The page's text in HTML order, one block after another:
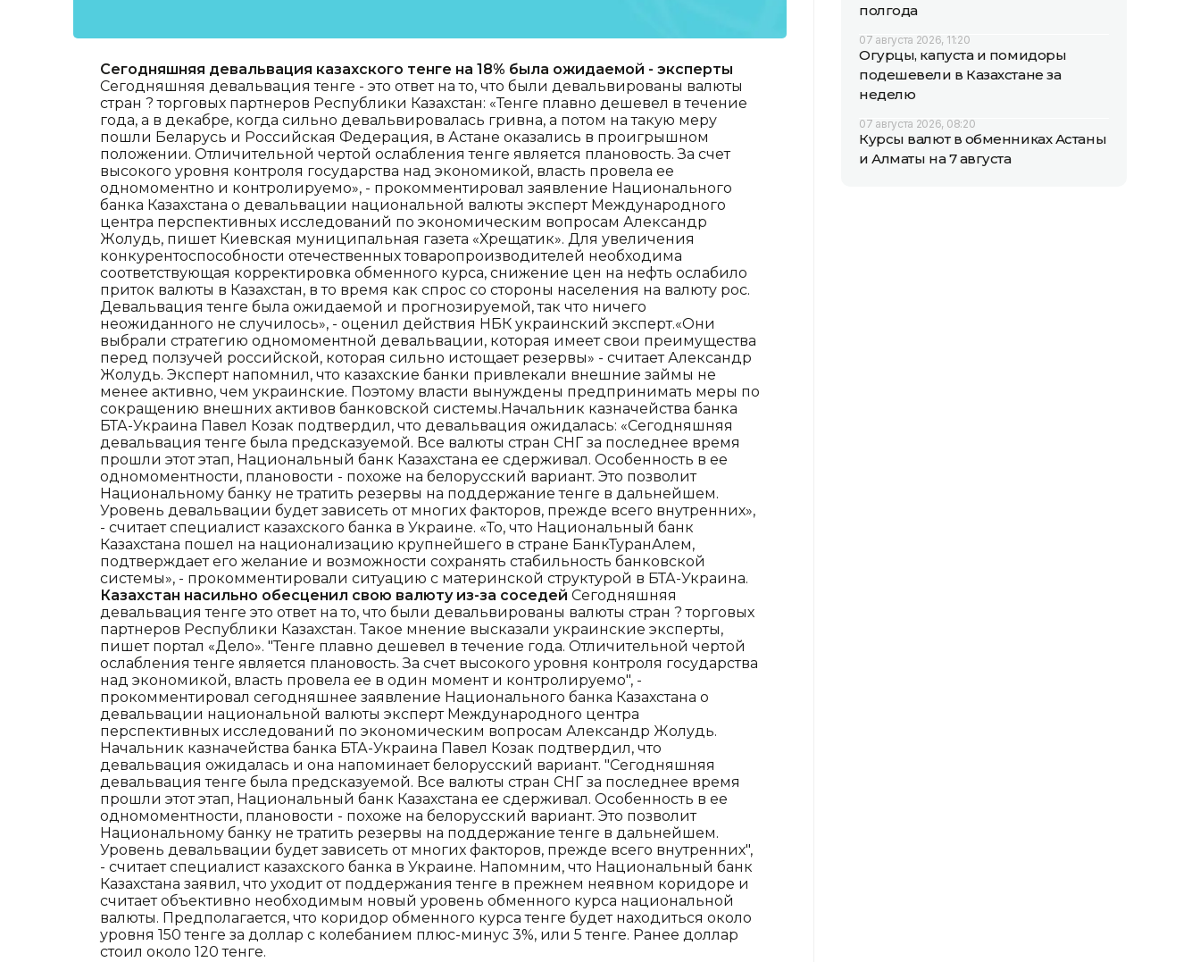
Сегодняшняя девальвация казахского тенге на 18% была ожидаемой - эксперты
Сегодняшняя девальвация тенге - это ответ на то, что были девальвированы валюты
стран ? торговых партнеров Республики Казахстан: «Тенге плавно дешевел в течение
года, а в декабре, когда сильно девальвировалась гривна, а потом на такую меру
пошли Беларусь и Российская Федерация, в Астане оказались в проигрышном
положении. Отличительной чертой ослабления тенге является плановость. За счет
высокого уровня контроля государства над экономикой, власть провела ее
одномоментно и контролируемо», - прокомментировал заявление Национального
банка Казахстана о девальвации национальной валюты эксперт Международного
центра перспективных исследований по экономическим вопросам Александр
Жолудь, пишет Киевская муниципальная газета «Хрещатик». Для увеличения
конкурентоспособности отечественных товаропроизводителей необходима
соответствующая корректировка обменного курса, снижение цен на нефть ослабило
приток валюты в Казахстан, в то время как спрос со стороны населения на валюту рос.
Девальвация тенге была ожидаемой и прогнозируемой, так что ничего
неожиданного не случилось», - оценил действия НБК украинский эксперт.«Они
выбрали стратегию одномоментной девальвации, которая имеет свои преимущества
перед ползучей российской, которая сильно истощает резервы» - считает Александр
Жолудь. Эксперт напомнил, что казахские банки привлекали внешние займы не
менее активно, чем украинские. Поэтому власти вынуждены предпринимать меры по
сокращению внешних активов банковской системы.Начальник казначейства банка
БТА-Украина Павел Козак подтвердил, что девальвация ожидалась: «Сегодняшняя
девальвация тенге была предсказуемой. Все валюты стран СНГ за последнее время
прошли этот этап, Национальный банк Казахстана ее сдерживал. Особенность в ее
одномоментности, плановости - похоже на белорусский вариант. Это позволит
Национальному банку не тратить резервы на поддержание тенге в дальнейшем.
Уровень девальвации будет зависеть от многих факторов, прежде всего внутренних»,
- считает специалист казахского банка в Украине. «То, что Национальный банк
Казахстана пошел на национализацию крупнейшего в стране БанкТуранАлем,
подтверждает его желание и возможности сохранять стабильность банковской
системы», - прокомментировали ситуацию с материнской структурой в БТА-Украина.
Казахстан насильно обесценил свою валюту из-за соседей Сегодняшняя
девальвация тенге это ответ на то, что были девальвированы валюты стран ? торговых
партнеров Республики Казахстан. Такое мнение высказали украинские эксперты,
пишет портал «Дело». "Тенге плавно дешевел в течение года. Отличительной чертой
ослабления тенге является плановость. За счет высокого уровня контроля государства
над экономикой, власть провела ее в один момент и контролируемо", -
прокомментировал сегодняшнее заявление Национального банка Казахстана о
девальвации национальной валюты эксперт Международного центра
перспективных исследований по экономическим вопросам Александр Жолудь.
Начальник казначейства банка БТА-Украина Павел Козак подтвердил, что
девальвация ожидалась и она напоминает белорусский вариант. "Сегодняшняя
девальвация тенге была предсказуемой. Все валюты стран СНГ за последнее время
прошли этот этап, Национальный банк Казахстана ее сдерживал. Особенность в ее
одномоментности, плановости - похоже на белорусский вариант. Это позволит
Национальному банку не тратить резервы на поддержание тенге в дальнейшем.
Уровень девальвации будет зависеть от многих факторов, прежде всего внутренних",
- считает специалист казахского банка в Украине. Напомним, что Национальный банк
Казахстана заявил, что уходит от поддержания тенге в прежнем неявном коридоре и
считает объективно необходимым новый уровень обменного курса национальной
валюты. Предполагается, что коридор обменного курса тенге будет находиться около
уровня 150 тенге за доллар с колебанием плюс-минус 3%, или 5 тенге. Ранее доллар
стоил около 120 тенге.
полгода
07 августа 2026, 11:20
Огурцы, капуста и помидоры
подешевели в Казахстане за
неделю
07 августа 2026, 08:20
Курсы валют в обменниках Астаны
и Алматы на 7 августа